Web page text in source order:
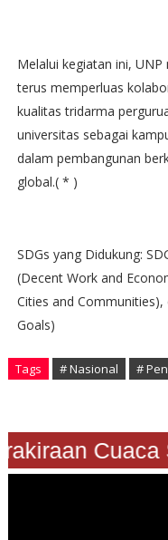
Melalui kegiatan ini,
terus memperluas
kualitas tridarma
universitas sebagai
dalam pembangunan
global.( * )
SDGs yang Didukung:
(Decent Work and
Cities and
Goals)
Tags # Nasional #